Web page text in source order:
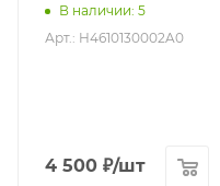
В наличии: 5
Арт.: H4610130002A0
4 500 ₽/шт